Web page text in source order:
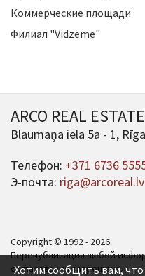
Коммерческие площади
Филиал "Vidzeme"
ARCO REAL ESTATE
Blaumaņa iela 5a - 1,
Телефон: +371 6736
Э-почта: riga@arcoreal.lv
Copyright © 1992 - 2026
Перепубликация любой
согласования запрещена.
Хотим сообщить вам,